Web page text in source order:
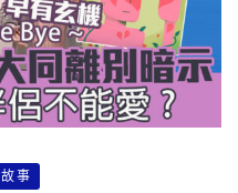
事